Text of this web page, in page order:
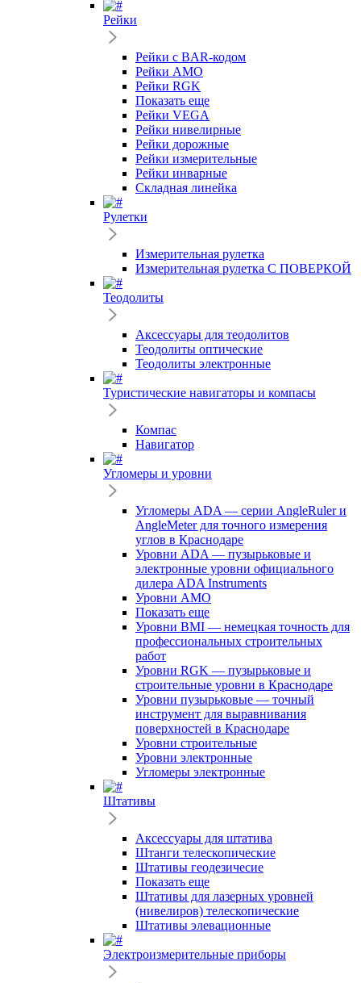
Рейки
Рейки с BAR-кодом
Рейки AMO
Рейки RGK
Показать еще
Рейки VEGA
Рейки нивелирные
Рейки дорожные
Рейки измерительные
Рейки инварные
Складная линейка
Рулетки
Измерительная рулетка
Измерительная рулетка С ПОВЕРКОЙ
Теодолиты
Аксессуары для теодолитов
Теодолиты оптические
Теодолиты электронные
Туристические навигаторы и компасы
Компас
Навигатор
Угломеры и уровни
Угломеры ADA — серии AngleRuler и
AngleMeter для точного измерения
углов в Краснодаре
Уровни ADA — пузырьковые и
электронные уровни официального
дилера ADA Instruments
Уровни AMO
Показать еще
Уровни BMI — немецкая точность для
профессиональных строительных
работ
Уровни RGK — пузырьковые и
строительные уровни в Краснодаре
Уровни пузырьковые — точный
инструмент для выравнивания
поверхностей в Краснодаре
Уровни строительные
Уровни электронные
Угломеры электронные
Штативы
Аксессуары для штатива
Штанги телескопические
Штативы геодезичесие
Показать еще
Штативы для лазерных уровней
(нивелиров) телескопические
Штативы элевационные
Электроизмерительные приборы